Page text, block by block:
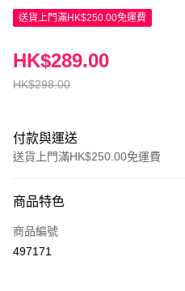
送貨上門滿HK$250.00免運費
HK$298.00
HK$289.00
付款與運送
送貨上門滿HK$250.00免運費
信用卡
Apple Pay
商品特色
商品編號
497171